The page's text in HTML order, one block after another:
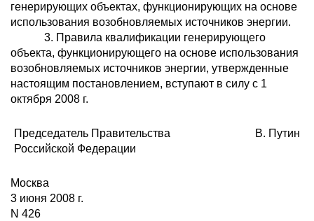
генерирующих объектах, функционирующих на основе
использования возобновляемых источников энергии.
3. Правила квалификации генерирующего
объекта, функционирующего на основе использования
возобновляемых источников энергии, утвержденные
настоящим постановлением, вступают в силу с 1
октября 2008 г.
Председатель Правительства
Российской Федерации
В. Путин
Москва
3 июня 2008 г.
N 426